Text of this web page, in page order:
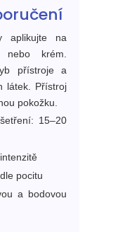
aplikujte na
krém.
přístroje a
látek. Přístroj
pokožku.
15–20
pocitu
a bodovou